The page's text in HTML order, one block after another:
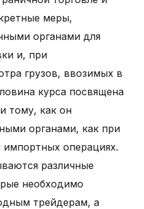
меры,
органами для
и, при
грузов, ввозимых в
курса посвящена
тому, как он
органами, как при
операциях.
различные
необходимо
трейдерам, а